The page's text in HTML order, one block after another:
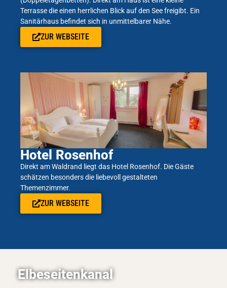
Terrasse die einen herrlichen Blick auf den See freigibt. Ein
Sanitärhaus befindet sich in unmittelbarer Nähe.
ZUR WEBSEITE
Hotel Rosenhof
Direkt am Waldrand liegt das Hotel Rosenhof. Die Gäste
schätzen besonders die liebevoll gestalteten
Themenzimmer.
ZUR WEBSEITE
Elbeseitenkanal